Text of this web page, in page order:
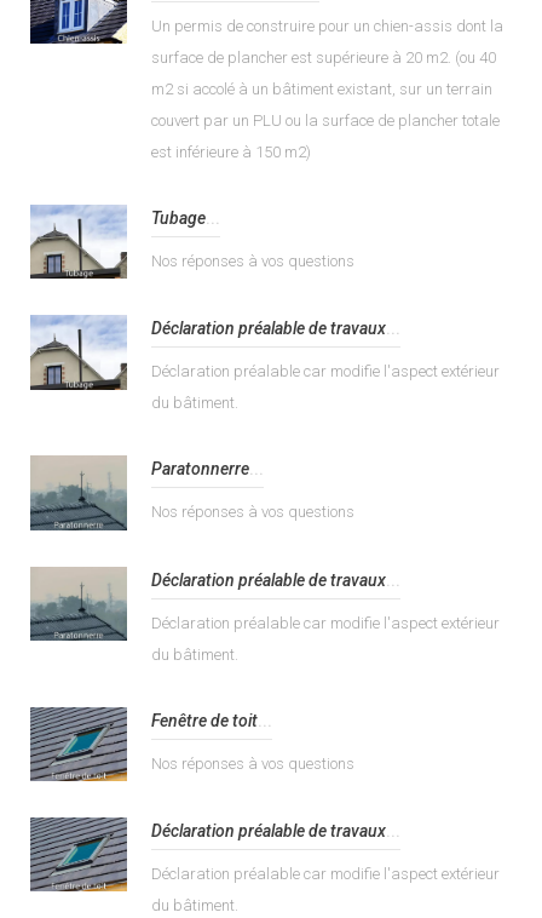
Un permis de construire pour un chien-assis dont la
surface de plancher est supérieure à 20 m2. (ou 40
m2 si accolé à un bâtiment existant, sur un terrain
couvert par un PLU ou la surface de plancher totale
est inférieure à 150 m2)
Tubage
Nos réponses à vos questions
Déclaration préalable de travaux
Déclaration préalable car modifie l'aspect extérieur
du bâtiment.
Paratonnerre
Nos réponses à vos questions
Déclaration préalable de travaux
Déclaration préalable car modifie l'aspect extérieur
du bâtiment.
Fenêtre de toit
Nos réponses à vos questions
Déclaration préalable de travaux
Déclaration préalable car modifie l'aspect extérieur
du bâtiment.